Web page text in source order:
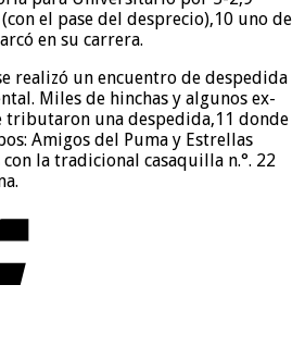
el pase del desprecio),10​ uno de
en su carrera.
realizó un encuentro de despedida
Miles de hinchas y algunos ex-
tributaron una despedida,11​ donde
Amigos del Puma y Estrellas
la tradicional casaquilla n.°. 22